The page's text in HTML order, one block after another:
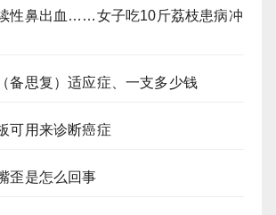
性鼻出血……女子吃10斤荔枝患病冲
备思复）适应症、一支多少钱
可用来诊断癌症
歪是怎么回事